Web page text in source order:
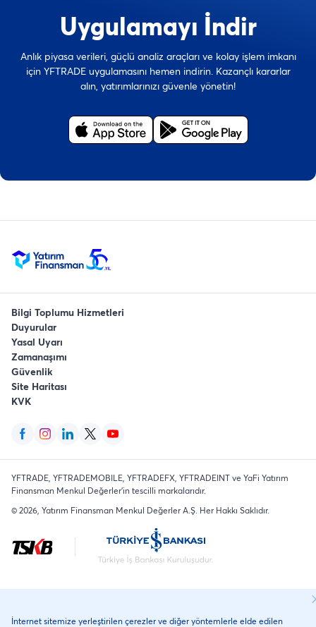
Uygulamayı İndir
Anlık piyasa verileri, güçlü analiz araçları ve kolay işlem imkanı
için YFTRADE uygulamasını hemen indirin. Kazançlı kararlar
alın, yatırımlarınızı güvenle yönetin!
Bilgi Toplumu Hizmetleri
Duyurular
Yasal Uyarı
Zamanaşımı
Güvenlik
Site Haritası
KVK
YFTRADE, YFTRADEMOBILE, YFTRADEFX, YFTRADEINT ve YaFi Yatırım
Finansman Menkul Değerler'in tescilli markalarıdır.
©2026 , Yatırım Finansman Menkul Değerler A.Ş. Her Hakkı Saklıdır.
İnternet sitemize yerleştirilen çerezler ve diğer yöntemlerle elde edilen